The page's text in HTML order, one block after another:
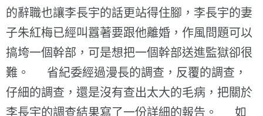
的辭職也讓李長宇的話更站得住腳，李長宇的妻
子朱紅梅已經叫囂著要跟他離婚，作風問題可以
搞垮一個幹部，可是想把一個幹部送進監獄卻很
難。 省紀委經過漫長的調查，反覆的調查，
仔細的調查，還是沒有查出太大的毛病，把關於
李長宇的調查結果寫了一份詳細的報告。 如